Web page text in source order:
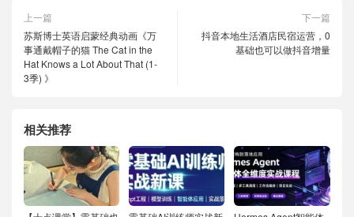
上一篇
苏斯博士英语启蒙经典动画《万
事通戴帽子的猫 The Cat in the
Hat Knows a Lot About That (1-
3季) 》
下一篇
抖音本地生活酒店民宿运营，0
基础也可以做抖音增量
相关推荐